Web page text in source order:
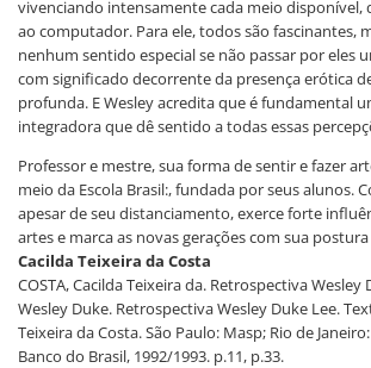
vivenciando intensamente cada meio disponível,
ao computador. Para ele, todos são fascinantes,
nenhum sentido especial se não passar por eles
com significado decorrente da presença erótica
profunda. E Wesley acredita que é fundamental
integradora que dê sentido a todas essas
Professor e mestre, sua forma de sentir e fazer
meio da Escola Brasil:, fundada por seus alunos.
apesar de seu distanciamento, exerce forte
artes e marca as novas gerações com sua
Cacilda Teixeira da Costa
COSTA, Cacilda Teixeira da. Retrospectiva Wesley
Wesley Duke. Retrospectiva Wesley Duke Lee.
Teixeira da Costa. São Paulo: Masp; Rio de
Banco do Brasil, 1992/1993. p.11, p.33.